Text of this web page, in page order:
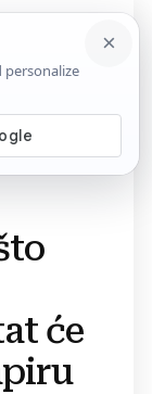
na članak
će